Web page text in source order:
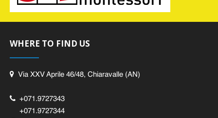
WHERE TO FIND US
Via XXV Aprile 46/48, Chiaravalle (AN)
+071.9727343
+071.9727344